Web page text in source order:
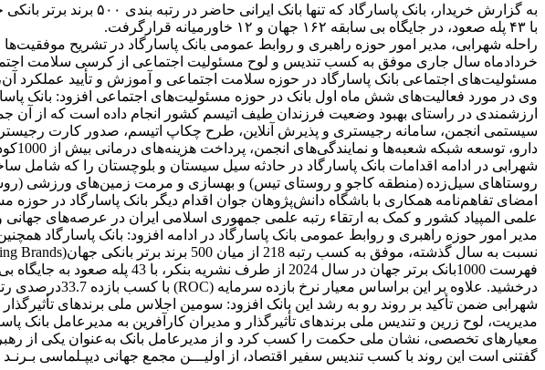
با ۴۳ پله صعود، در جایگاه بی سابقه ۱۶۲ جهان و ۱۲ خاورمیانه قرارگرفت.
راحله شهرابی، مدیر امور حوزه راهبری و روابط عمومی بانک پاسارگاد در تشریح
مسئولیت‌های اجتماعی بانک پاسارگاد در حوزه‌ سلامت اجتماعی و آموزش و تأیید عملکرد آن،
وی در مورد فعالیت‌های شش ماه اول بانک در حوزه مسئولیت‌های اجتماعی افزود: بانک
سیستمی انجمن، سامانه رجیستری و پذیرش آنلاین، طرح چکاپ اتیسم، صدور کارت
دارو، توسعه شبکه شعبه‌ها و نمایندگی‌های انجمن، پرداخت‌ هزینه‌های درمانی بیش از 1000کودک زیر 7 سال مبتلا به اتیسم و… اشاره کرد.
شهرابی در ادامه اقدامات بانک پاسارگاد در حادثه سیل سیستان و بلوچستان را که شامل
روستاهای سيل‌زده (منطقه کاجو و روستای تیس) و بهسازی و مرمت زمين‌های ورزشی
امضای تفاهم‌نامه همکاری با باشگاه دانش‌پژوهان جوان اقدام دیگر بانک پاسارگاد در
علمی المپیاد کشور و کمک به ارتقاء رتبه علمی جمهوری اسلامی ایران در عرصه‌های جهانی
درخشید. علاوه بر این براساس معیار نرخ بازده سرمایه (ROC) با کسب بازده 33.7درصدی رتبه دوم خاورمیانه و از نظر معیار نرخ بازده دارایی‌ها (ROA) با بازده 2.8درصدی رتبه سوم خاورمیانه را کسب کرد.
مدیریت، لوح زرین و تندیس ملی برندهای تأثیرگذار و مدیران کارآفرین به مدیرعامل
معیارهای تخصصی، نشان ملی حکمت را کسب کرد و از مدیرعامل بانک به‌عنوان یکی از
گفتنی است این روند با کسب تندیس سفیر اقتصاد، از اولیـــن مجمع جهانی دیپـلماسی بـرنـد